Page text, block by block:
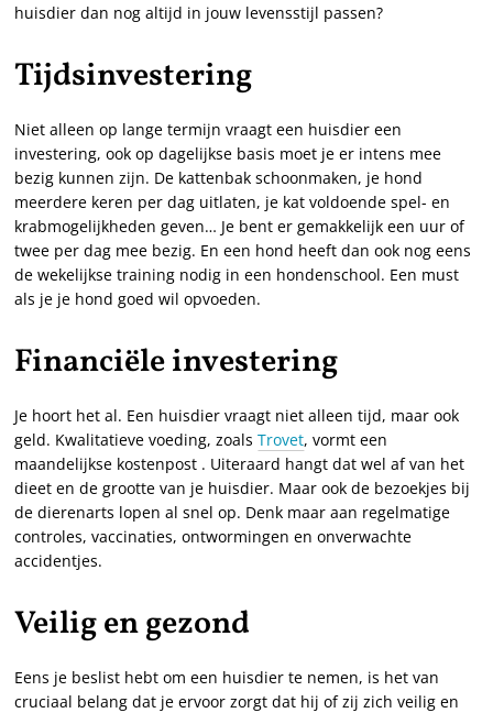
huisdier dan nog altijd in jouw levensstijl passen?
Tijdsinvestering
Niet alleen op lange termijn vraagt een huisdier een
investering, ook op dagelijkse basis moet je er intens mee
bezig kunnen zijn. De kattenbak schoonmaken, je hond
meerdere keren per dag uitlaten, je kat voldoende spel- en
krabmogelijkheden geven… Je bent er gemakkelijk een uur of
twee per dag mee bezig. En een hond heeft dan ook nog eens
de wekelijkse training nodig in een hondenschool. Een must
als je je hond goed wil opvoeden.
Financiële investering
Je hoort het al. Een huisdier vraagt niet alleen tijd, maar ook
geld. Kwalitatieve voeding, zoalsTrovet, vormt een
maandelijkse kostenpost . Uiteraard hangt dat wel af van het
dieet en de grootte van je huisdier. Maar ook de bezoekjes bij
de dierenarts lopen al snel op. Denk maar aan regelmatige
controles, vaccinaties, ontwormingen en onverwachte
accidentjes.
Veilig en gezond
Eens je beslist hebt om een huisdier te nemen, is het van
cruciaal belang dat je ervoor zorgt dat hij of zij zich veilig en